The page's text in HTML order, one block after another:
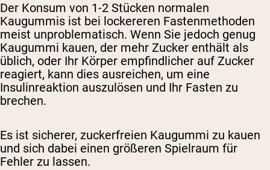
Der Konsum von 1-2 Stücken normalen
Kaugummis ist bei lockereren Fastenmethoden
meist unproblematisch. Wenn Sie jedoch genug
Kaugummi kauen, der mehr Zucker enthält als
üblich, oder Ihr Körper empfindlicher auf Zucker
reagiert, kann dies ausreichen, um eine
Insulinreaktion auszulösen und Ihr Fasten zu
brechen.
Es ist sicherer, zuckerfreien Kaugummi zu kauen
und sich dabei einen größeren Spielraum für
Fehler zu lassen.